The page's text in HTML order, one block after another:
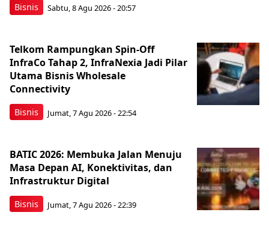
Bisnis Sabtu, 8 Agu 2026 - 20:57
Bisnis
Telkom Rampungkan Spin-Off
InfraCo Tahap 2, InfraNexia Jadi Pilar
Utama Bisnis Wholesale
Connectivity
Jumat, 7 Agu 2026 - 22:54
Bisnis
BATIC 2026: Membuka Jalan Menuju
Masa Depan AI, Konektivitas, dan
Infrastruktur Digital
Jumat, 7 Agu 2026 - 22:39